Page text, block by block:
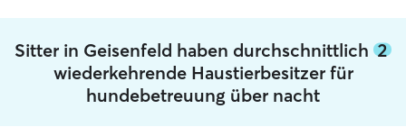
Sitter in Geisenfeld haben durchschnittlich 2
wiederkehrende Haustierbesitzer für
hundebetreuung über nacht